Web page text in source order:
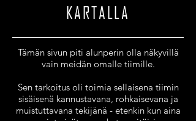
KARTALLA
Tämän sivun piti alunperin olla näkyvillä
vain meidän omalle tiimille.
Sen tarkoitus oli toimia sellaisena tiimin
sisäisenä kannustavana, rohkaisevana ja
muistuttavana tekijänä - etenkin kun aina